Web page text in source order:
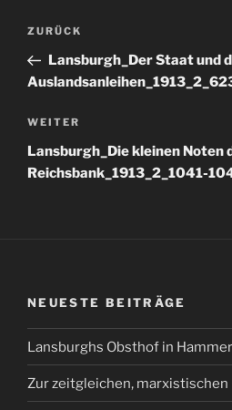
Beitragsnavigation
Vorheriger
Beitrag
ZURÜCK
Lansburgh_Der Staat und
Nächster
Beitrag
WEITER
Lansburgh_Die kleinen Noten
Reichsbank_1913_2_1041-
NEUESTE BEITRÄGE
Lansburghs Obsthof in
Zur zeitgleichen,